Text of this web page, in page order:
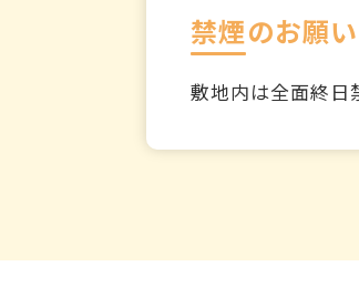
禁煙のお願い
敷地内は全面終日